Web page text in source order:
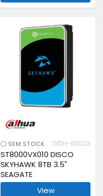
SEM STOCK DIDH-00023
ST8000VX010 DISCO
SKYHAWK 8TB 3.5"
SEAGATE
View